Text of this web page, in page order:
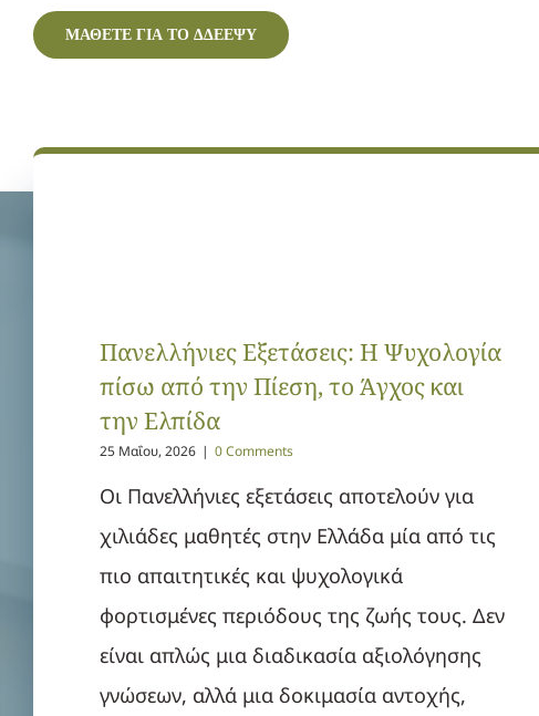
ΜΑΘΕΤΕ ΓΙΑ ΤΟ ΔΔΕΕΨΥ
Πανελλήνιες Εξετάσεις: Η Ψυχολογία
πίσω από την Πίεση, το Άγχος και
την Ελπίδα
25 Μαΐου, 2026 | 0 Comments
Οι Πανελλήνιες εξετάσεις αποτελούν για
χιλιάδες μαθητές στην Ελλάδα μία από τις
πιο απαιτητικές και ψυχολογικά
φορτισμένες περιόδους της ζωής τους. Δεν
είναι απλώς μια διαδικασία αξιολόγησης
γνώσεων, αλλά μια δοκιμασία αντοχής,